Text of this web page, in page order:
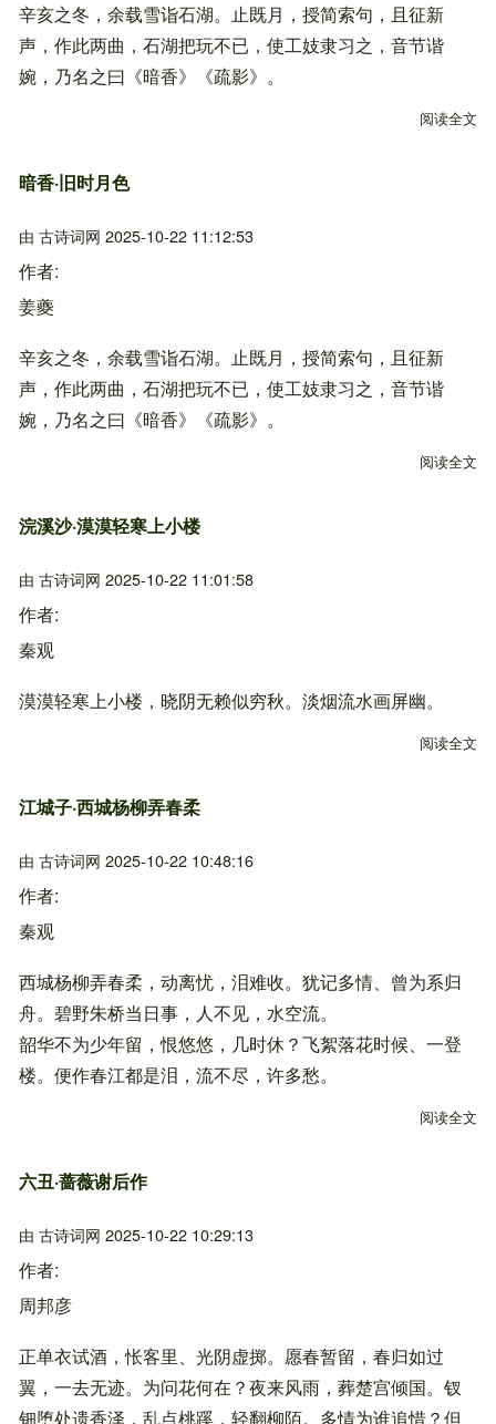
辛亥之冬，余载雪诣石湖。止既月，授简索句，且征新
声，作此两曲，石湖把玩不已，使工妓隶习之，音节谐
婉，乃名之曰《暗香》《疏影》。
阅读全文
暗香·旧时月色
由 古诗词网 2025-10-22 11:12:53
作者
姜夔
辛亥之冬，余载雪诣石湖。止既月，授简索句，且征新
声，作此两曲，石湖把玩不已，使工妓隶习之，音节谐
婉，乃名之曰《暗香》《疏影》。
阅读全文
浣溪沙·漠漠轻寒上小楼
由 古诗词网 2025-10-22 11:01:58
作者
秦观
漠漠轻寒上小楼，晓阴无赖似穷秋。淡烟流水画屏幽。
阅读全文
江城子·西城杨柳弄春柔
由 古诗词网 2025-10-22 10:48:16
作者
秦观
西城杨柳弄春柔，动离忧，泪难收。犹记多情、曾为系归
舟。碧野朱桥当日事，人不见，水空流。
韶华不为少年留，恨悠悠，几时休？飞絮落花时候、一登
楼。便作春江都是泪，流不尽，许多愁。
阅读全文
六丑·蔷薇谢后作
由 古诗词网 2025-10-22 10:29:13
作者
周邦彦
正单衣试酒，怅客里、光阴虚掷。愿春暂留，春归如过
翼，一去无迹。为问花何在？夜来风雨，葬楚宫倾国。钗
钿堕处遗香泽，乱点桃蹊，轻翻柳陌。多情为谁追惜？但